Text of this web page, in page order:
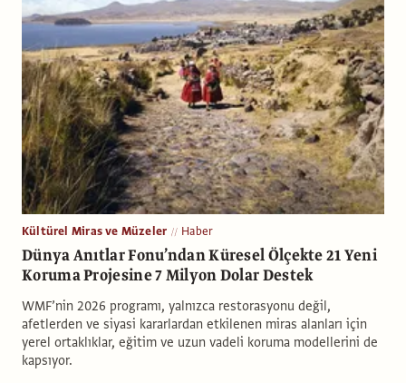
Kültürel Miras ve Müzeler Haber
Dünya Anıtlar Fonu’ndan Küresel Ölçekte 21 Yeni
Koruma Projesine 7 Milyon Dolar Destek
WMF’nin 2026 programı, yalnızca restorasyonu değil,
afetlerden ve siyasi kararlardan etkilenen miras alanları için
yerel ortaklıklar, eğitim ve uzun vadeli koruma modellerini de
kapsıyor.